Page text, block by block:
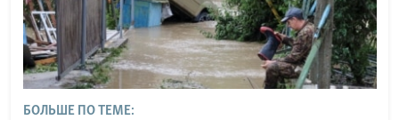
БОЛЬШЕ ПО ТЕМЕ: